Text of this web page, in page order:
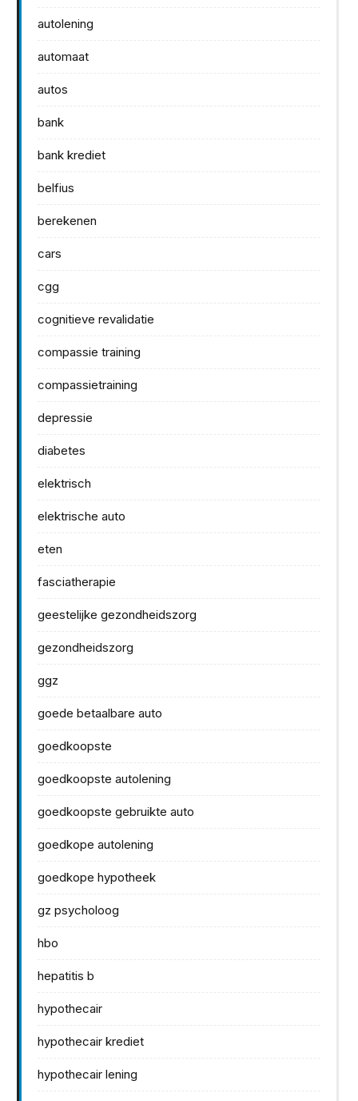
autolening
automaat
autos
bank
bank krediet
belfius
berekenen
cars
cgg
cognitieve revalidatie
compassie training
compassietraining
depressie
diabetes
elektrisch
elektrische auto
eten
fasciatherapie
geestelijke gezondheidszorg
gezondheidszorg
ggz
goede betaalbare auto
goedkoopste
goedkoopste autolening
goedkoopste gebruikte auto
goedkope autolening
goedkope hypotheek
gz psycholoog
hbo
hepatitis b
hypothecair
hypothecair krediet
hypothecair lening